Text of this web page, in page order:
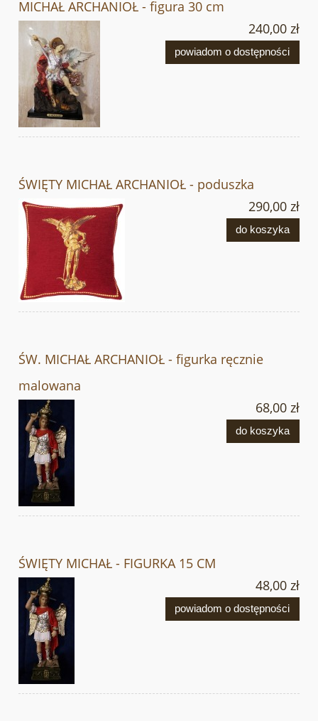
MICHAŁ ARCHANIOŁ - figura 30 cm
240,00 zł
powiadom o dostępności
ŚWIĘTY MICHAŁ ARCHANIOŁ - poduszka
290,00 zł
do koszyka
ŚW. MICHAŁ ARCHANIOŁ - figurka ręcznie
malowana
68,00 zł
do koszyka
ŚWIĘTY MICHAŁ - FIGURKA 15 CM
48,00 zł
powiadom o dostępności